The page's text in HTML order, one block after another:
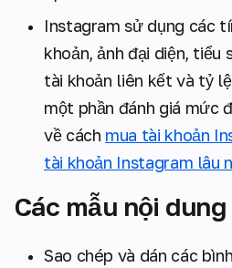
Instagram sử dụng các
khoản, ảnh đại diện, tiểu
tài khoản liên kết và tỷ
một phần đánh giá mức
về cách mua tài khoản
tài khoản Instagram lâu
Các mẫu nội
Sao chép và dán các